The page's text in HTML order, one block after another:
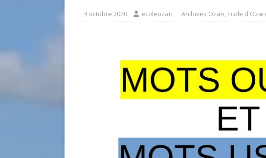
4 octobre 2020 ecoleozan Archives Ozan, Ecole d'Ozan